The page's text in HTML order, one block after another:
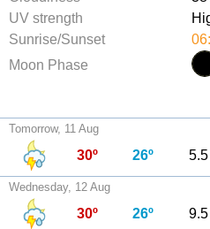
UV strength
Sunrise/Sunset
Moon Phase
Tomorrow, 11 Aug
30º 26º
Wednesday, 12 Aug
30º 26º